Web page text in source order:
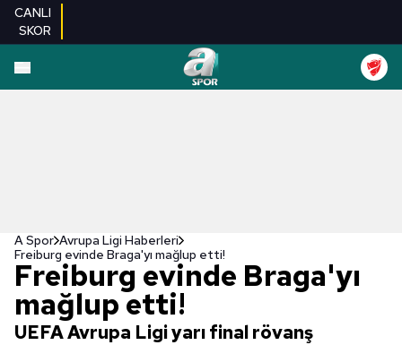
CANLI
SKOR
A Spor Avrupa Ligi Haberleri
Freiburg evinde Braga'yı mağlup etti!
Freiburg evinde Braga'yı
mağlup etti!
UEFA Avrupa Ligi yarı final rövanş